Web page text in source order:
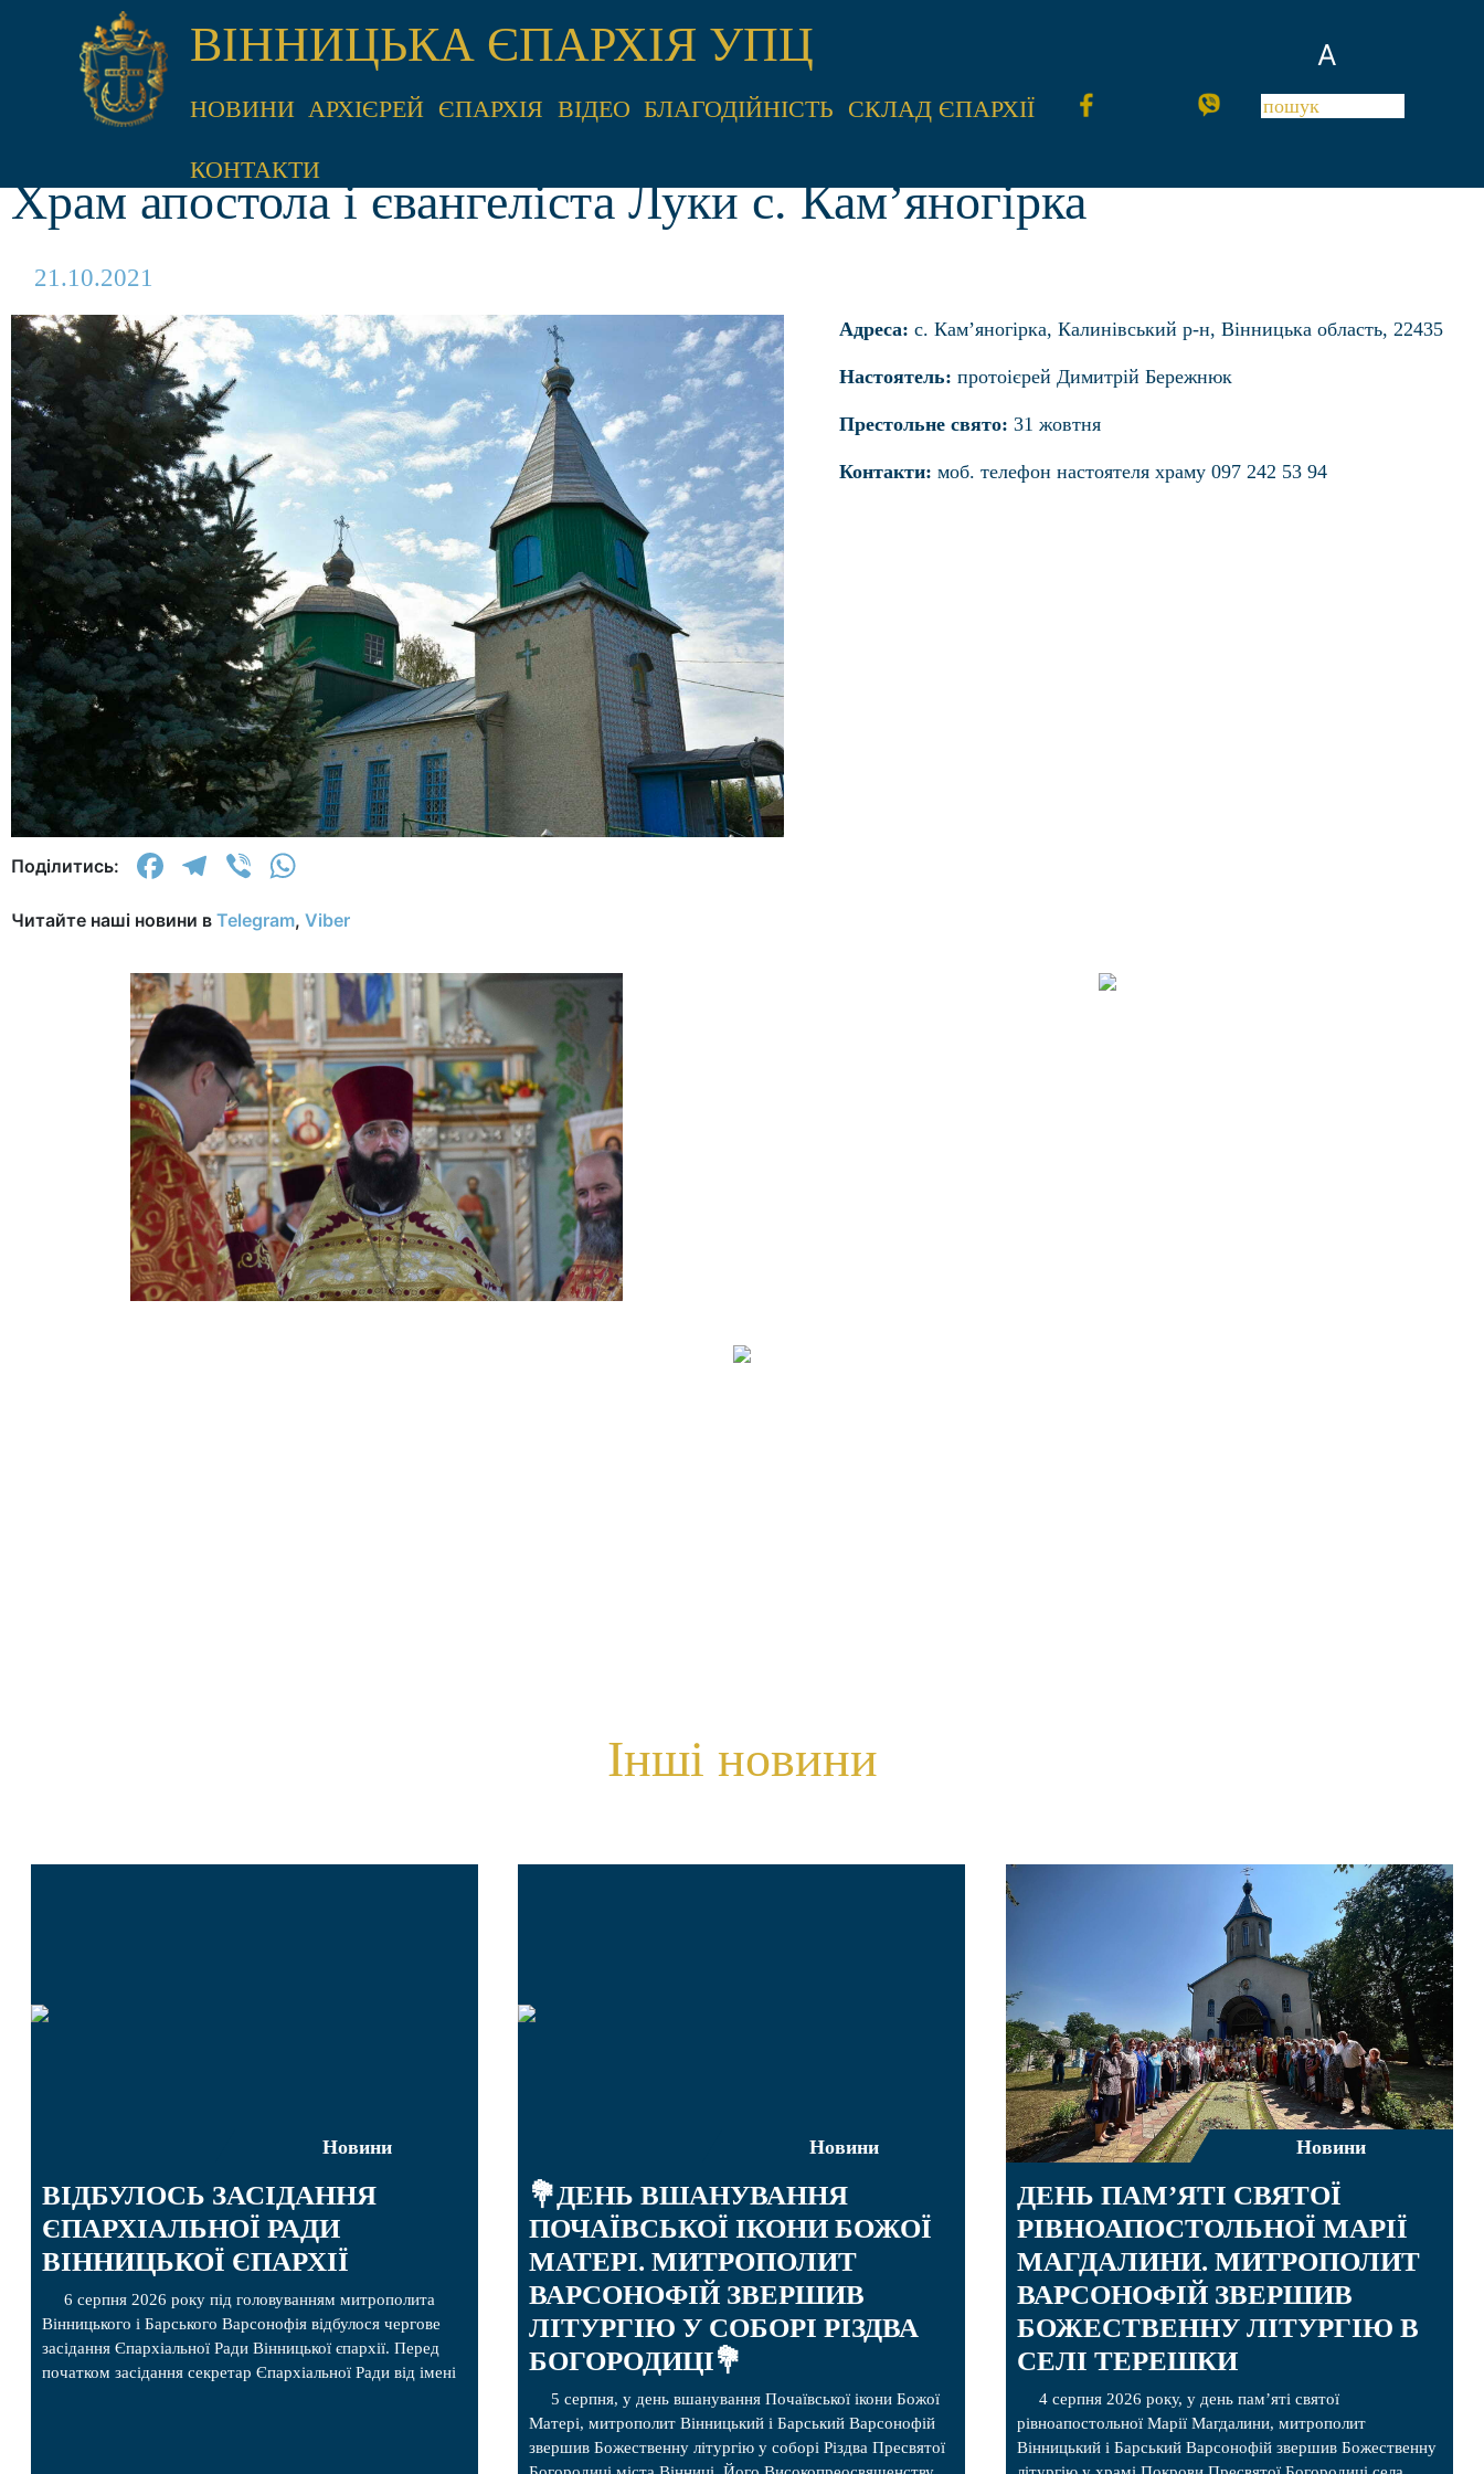
A
ВІННИЦЬКА ЄПАРХІЯ УПЦ
НОВИНИ АРХІЄРЕЙ ЄПАРХІЯ ВІДЕО БЛАГОДІЙНІСТЬ СКЛАД ЄПАРХІЇ
КОНТАКТИ
Храм апостола і євангеліста Луки с. Кам’яногірка
21.10.2021
Адреса: с. Кам’яногірка, Калинівський р-н, Вінницька область, 22435
Настоятель: протоієрей Димитрій Бережнюк
Престольне свято: 31 жовтня
Контакти: моб. телефон настоятеля храму 097 242 53 94
Поділитись: Facebook
Telegram
Viber
Читайте наші новини в Telegram, Viber
Інші новини
Новини
ВІДБУЛОСЬ ЗАСІДАННЯ
ЄПАРХІАЛЬНОЇ РАДИ
ВІННИЦЬКОЇ ЄПАРХІЇ
6 серпня 2026 року під головуванням митрополита
Вінницького і Барського Варсонофія відбулося чергове
засідання Єпархіальної Ради Вінницької єпархії. Перед
початком засідання секретар Єпархіальної Ради від імені
Новини
💐ДЕНЬ ВШАНУВАННЯ
ПОЧАЇВСЬКОЇ ІКОНИ БОЖОЇ
МАТЕРІ. МИТРОПОЛИТ
ВАРСОНОФІЙ ЗВЕРШИВ
ЛІТУРГІЮ У СОБОРІ РІЗДВА
БОГОРОДИЦІ💐
5 серпня, у день вшанування Почаївської ікони Божої
Матері, митрополит Вінницький і Барський Варсонофій
звершив Божественну літургію у соборі Різдва Пресвятої
Новини
ДЕНЬ ПАМ’ЯТІ СВЯТОЇ
РІВНОАПОСТОЛЬНОЇ МАРІЇ
МАГДАЛИНИ. МИТРОПОЛИТ
ВАРСОНОФІЙ ЗВЕРШИВ
БОЖЕСТВЕННУ ЛІТУРГІЮ В
СЕЛІ ТЕРЕШКИ
4 серпня 2026 року, у день пам’яті святої
рівноапостольної Марії Магдалини, митрополит
Вінницький і Барський Варсонофій звершив Божественну